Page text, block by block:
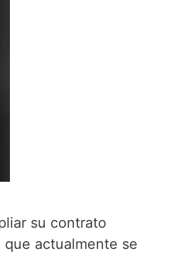
su contrato
actualmente se